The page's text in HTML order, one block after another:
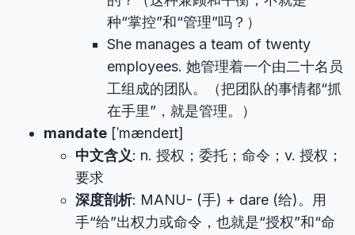
种“掌控”和“管理”吗？）
She manages a team of twenty
employees. 她管理着一个由二十名员
工组成的团队。（把团队的事情都“抓
在手里”，就是管理。）
mandate [ˈmændeɪt]
中文含义: n. 授权；委托；命令；v. 授权；
要求
深度剖析: MANU- (手) + dare (给)。用
手“给”出权力或命令，也就是“授权”和“命